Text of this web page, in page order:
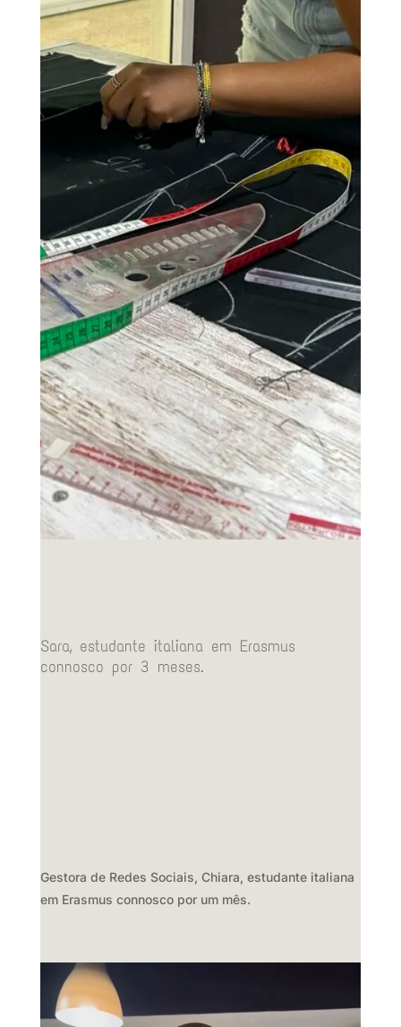
Sara,estudante italiana em Erasmus
connosco por 3 meses.
Gestora de Redes Sociais, Chiara, estudante italiana
em Erasmus connosco por um mês.